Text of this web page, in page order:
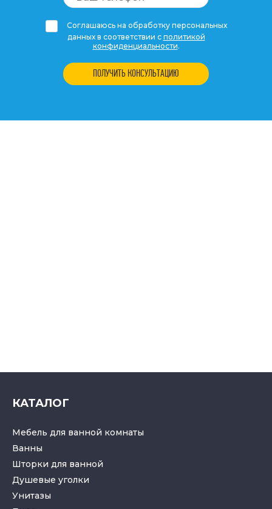
Соглашаюсь на обработку персональных
данных в соответствии с политикой
конфиденциальности.
ПОЛУЧИТЬ КОНСУЛЬТАЦИЮ
КАТАЛОГ
Мебель для ванной комнаты
Ванны
Шторки для ванной
Душевые уголки
Унитазы